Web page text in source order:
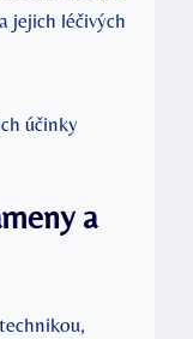
jejich léčivých
a